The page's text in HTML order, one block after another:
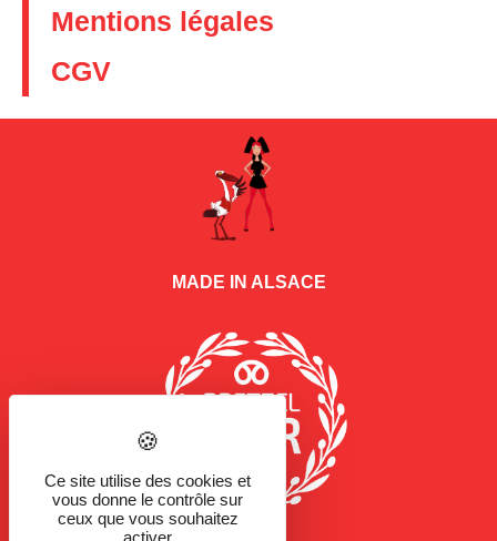
Mentions légales
CGV
MADE IN ALSACE
Ce site utilise des cookies et
vous donne le contrôle sur
ceux que vous souhaitez
activer